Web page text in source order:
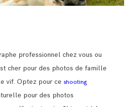
professionnel chez vous ou
cher pour des photos de famille
vif. Optez pour ce shooting
pour des photos